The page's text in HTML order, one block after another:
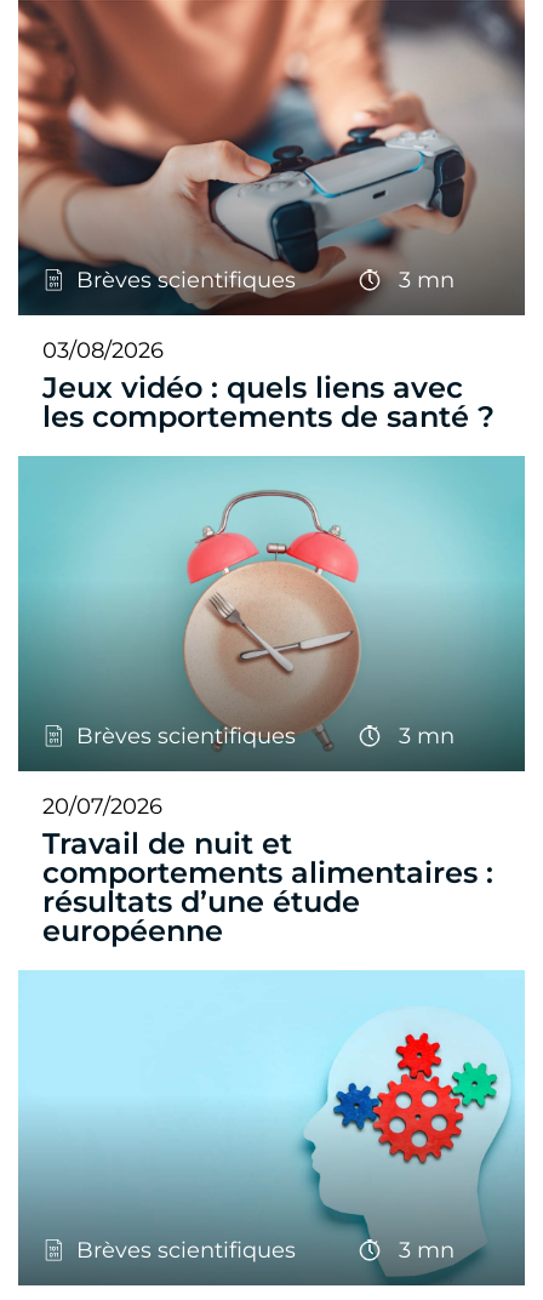
Brèves scientifiques 3 mn
03/08/2026
Jeux vidéo : quels liens avec
les comportements de santé ?
Brèves scientifiques 3 mn
20/07/2026
Travail de nuit et
comportements alimentaires :
résultats d’une étude
européenne
Brèves scientifiques 3 mn